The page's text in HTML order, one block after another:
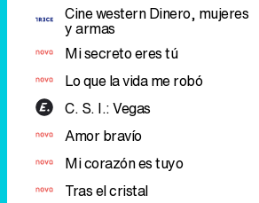
Cine westernDinero, mujeres
y armas
Mi secreto eres tú
Lo que la vida me robó
C. S. I.: Vegas
Amor bravío
Mi corazón es tuyo
Tras el cristal